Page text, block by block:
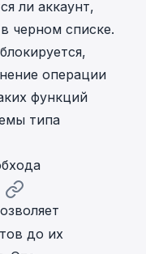
ли аккаунт,
черном списке.
операции
функций
типа
до их